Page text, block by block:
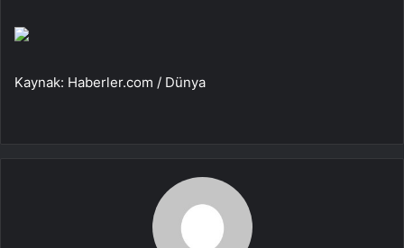
Kaynak: Haberler.com / Dünya